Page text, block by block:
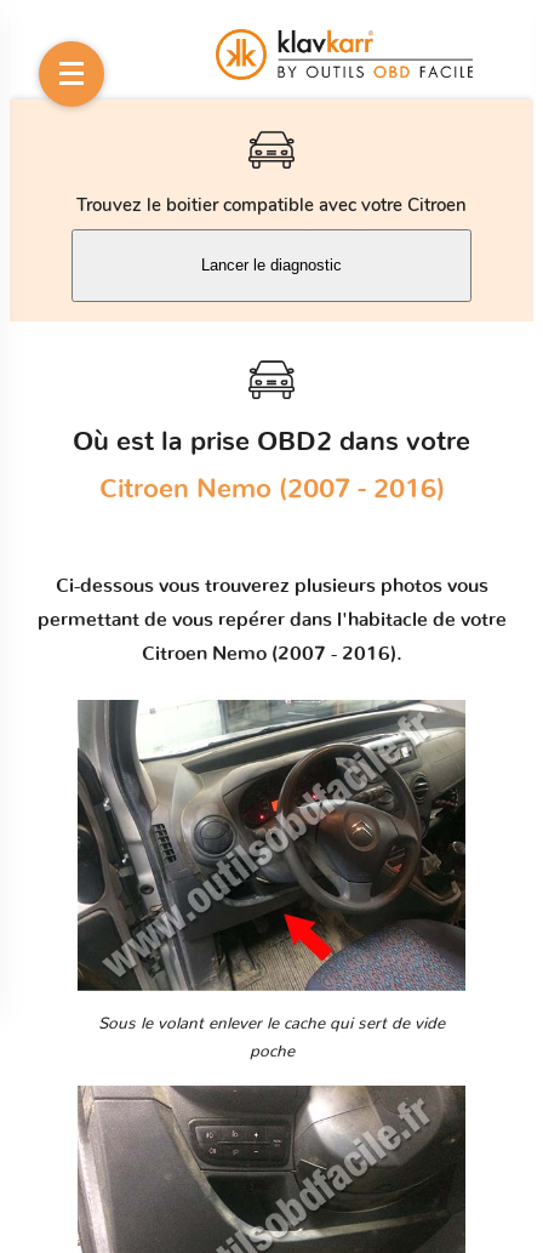
Trouvez le boitier compatible avec votre Citroen
Lancer le diagnostic
Où est la prise OBD2 dans votre
Citroen Nemo (2007 - 2016)
Ci-dessous vous trouverez plusieurs photos vous
permettant de vous repérer dans l'habitacle de votre
Citroen Nemo (2007 - 2016).
Sous le volant enlever le cache qui sert de vide
poche